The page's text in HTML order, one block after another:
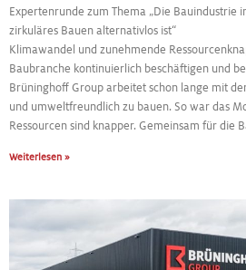
Expertenrunde zum Thema „Die Bauindustrie
zirkuläres Bauen alternativlos ist“
Klimawandel und zunehmende
Baubranche kontinuierlich beschäftigen und
Brüninghoff Group arbeitet schon lange mit
und umweltfreundlich zu bauen. So war das
Ressourcen sind knapper. Gemeinsam für die
Weiterlesen »